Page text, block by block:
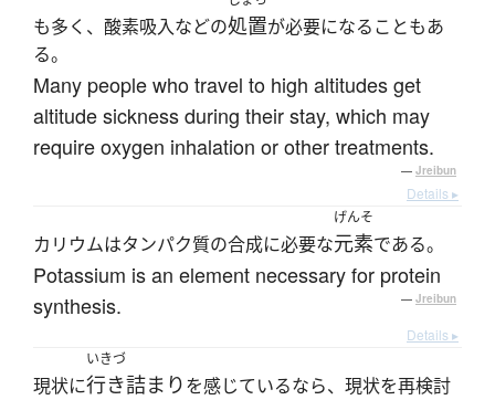
も多く、酸素吸入などの処置が必要になることもあ
る。
Many people who travel to high altitudes get
altitude sickness during their stay, which may
require oxygen inhalation or other treatments.
— Jreibun
Details ▸
カリウムはタンパク質の合成に必要な
げんそ
元素である。
Potassium is an element necessary for protein
synthesis.
— Jreibun
Details ▸
現状に
いきづ
行き詰まりを感じているなら、現状を再検討